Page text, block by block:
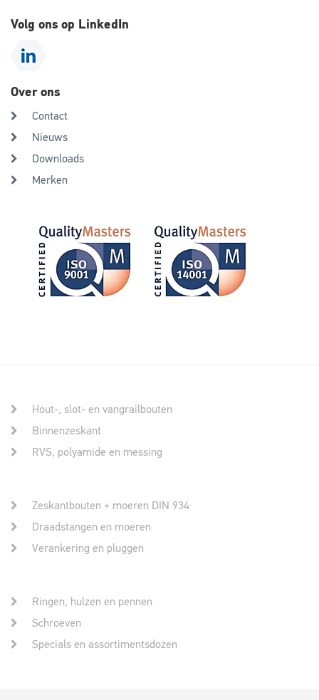
Volg ons op LinkedIn
Over ons
Contact
Nieuws
Downloads
Merken
Hout-, slot- en vangrailbouten
Binnenzeskant
RVS, polyamide en messing
Zeskantbouten + moeren DIN 934
Draadstangen en moeren
Verankering en pluggen
Ringen, hulzen en pennen
Schroeven
Specials en assortimentsdozen